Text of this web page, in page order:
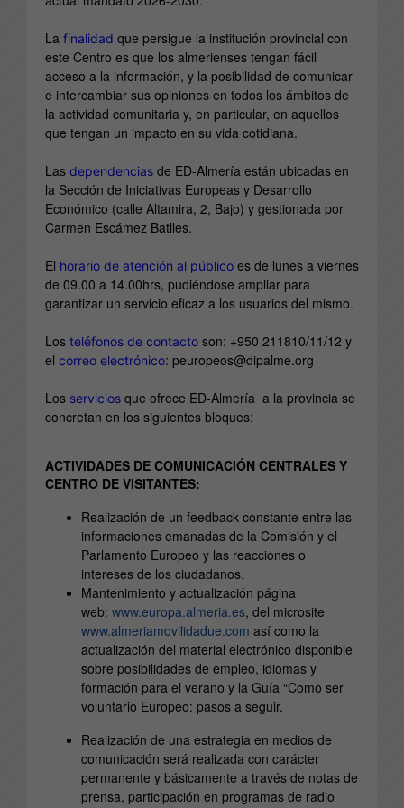
La finalidad que persigue la institución provincial con
este Centro es que los almerienses tengan fácil
acceso a la información, y la posibilidad de comunicar
e intercambiar sus opiniones en todos los ámbitos de
la actividad comunitaria y, en particular, en aquellos
que tengan un impacto en su vida cotidiana.
Las dependencias de ED-Almería están ubicadas en
la Sección de Iniciativas Europeas y Desarrollo
Económico (calle Altamira, 2, Bajo) y gestionada por
Carmen Escámez Batlles.
El horario de atención al público es de lunes a viernes
de 09.00 a 14.00hrs, pudiéndose ampliar para
garantizar un servicio eficaz a los usuarios del mismo.
Los teléfonos de contacto son: +950 211810/11/12 y
el correo electrónico: peuropeos@dipalme.org
Los servicios que ofrece ED-Almería a la provincia se
concretan en los siguientes bloques:
ACTIVIDADES DE COMUNICACIÓN CENTRALES Y
CENTRO DE VISITANTES:
Realización de un feedback constante entre las
informaciones emanadas de la Comisión y el
Parlamento Europeo y las reacciones o
intereses de los ciudadanos.
Mantenimiento y actualización página
web: www.europa.almeria.es, del microsite
www.almeriamovilidadue.com así como la
actualización del material electrónico disponible
sobre posibilidades de empleo, idiomas y
formación para el verano y la Guía “Como ser
voluntario Europeo: pasos a seguir.
Realización de una estrategia en medios de
comunicación será realizada con carácter
permanente y básicamente a través de notas de
prensa, participación en programas de radio